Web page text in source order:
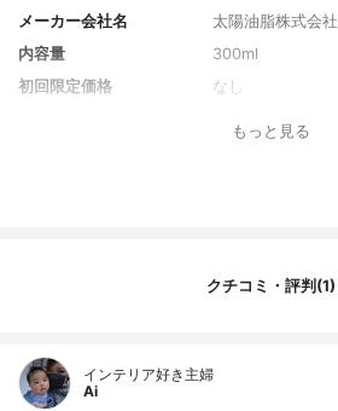
メーカー会社名
太陽油脂株式会社
内容量
300ml
初回限定価格
なし
もっと見る
クチコミ・評判(1)
インテリア好き主婦
Ai